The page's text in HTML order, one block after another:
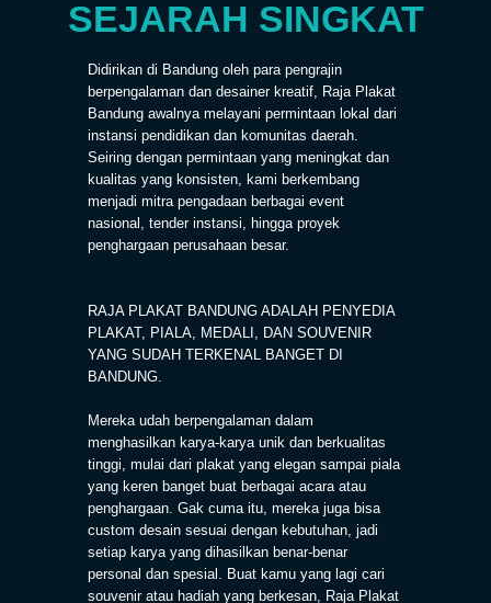
SEJARAH SINGKAT
Didirikan di Bandung oleh para pengrajin
berpengalaman dan desainer kreatif, Raja Plakat
Bandung awalnya melayani permintaan lokal dari
instansi pendidikan dan komunitas daerah.
Seiring dengan permintaan yang meningkat dan
kualitas yang konsisten, kami berkembang
menjadi mitra pengadaan berbagai event
nasional, tender instansi, hingga proyek
penghargaan perusahaan besar.
RAJA PLAKAT BANDUNG ADALAH PENYEDIA
PLAKAT, PIALA, MEDALI, DAN SOUVENIR
YANG SUDAH TERKENAL BANGET DI
BANDUNG.
Mereka udah berpengalaman dalam
menghasilkan karya-karya unik dan berkualitas
tinggi, mulai dari plakat yang elegan sampai piala
yang keren banget buat berbagai acara atau
penghargaan. Gak cuma itu, mereka juga bisa
custom desain sesuai dengan kebutuhan, jadi
setiap karya yang dihasilkan benar-benar
personal dan spesial. Buat kamu yang lagi cari
souvenir atau hadiah yang berkesan, Raja Plakat